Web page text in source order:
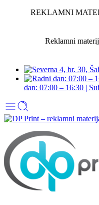
REKLAMNI
Reklamni
dan: 07:00 – 16:30 |